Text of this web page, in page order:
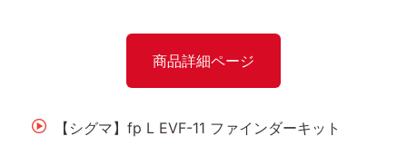
商品詳細ページ
【シグマ】fp L EVF-11 ファインダーキット